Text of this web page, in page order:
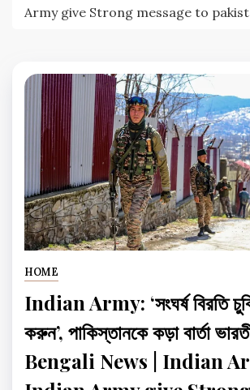
Army give Strong message to
HOME
Indian Army: ‘সংঘর্ষ বিরতি
করুন’, পাকিস্তানকে কড়া বার্তা
Bengali News | Indian